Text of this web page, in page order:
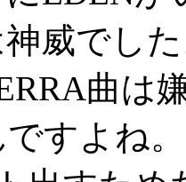
威でし
曲は
すよね。